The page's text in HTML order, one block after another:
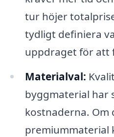
tur höjer
tydligt definiera
uppdraget för att
Materialval:
byggmaterial har
kostnaderna. Om
premiummaterial